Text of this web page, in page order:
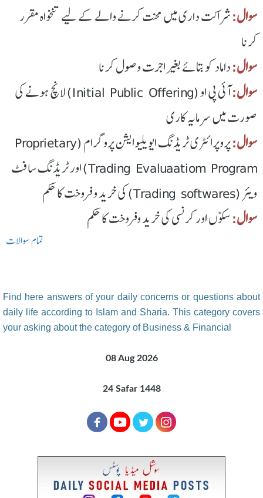
سوال:شراکت داری میں محنت کرنے والے کے لیے تنخواہ مقرر
کرنا
سوال:داماد کو بتائے بغیر اجرت وصول کرنا
سوال:
آئی پی او (Initial Public Offering) لانچ ہونے کی
صورت میں سرمایہ کاری
سوال:
پروپرائٹری ٹریڈنگ ایویلیوایشن پروگرام (Proprietary
Trading Evaluaatiom Program) اور ٹریڈنگ سافٹ
ویئر (Trading softwares) کی خرید و فروخت کا حکم
سوال:سکوّں اور کرنسی کی خرید وفروخت کا حکم
تمام سوالات
Find here answers of your daily concerns or questions about
daily life according to Islam and Sharia. This category covers
your asking about the category of Business & Financial
08 Aug 2026
24 Safar 1448